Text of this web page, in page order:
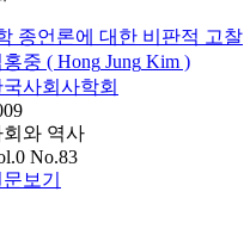
종언론에 대한 비판적 고찰
홍중 ( Hong Jung Kim )
국사회사학회
회와 역사
No.83
보기